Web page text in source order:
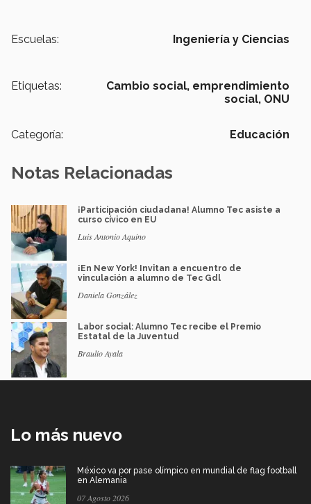
Escuelas: Ingeniería y Ciencias
Etiquetas: Cambio social, emprendimiento
social, ONU
Categoría: Educación
Notas Relacionadas
¡Participación ciudadana! Alumno Tec asiste a
curso cívico en EU
Luis Antonio Aquino
¡En New York! Invitan a encuentro de
vinculación a alumno de Tec Gdl
Daniela González
Labor social: Alumno Tec recibe el Premio
Estatal de la Juventud
Braulio Ayala
Lo más nuevo
México va por pase olímpico en mundial de flag football
en Alemania
07 Agosto 2026